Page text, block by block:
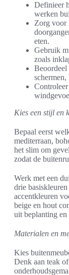
Definieer
werken
Zorg voor
eten.
Gebruik
zoals
Beoordeel
Kies een stijl en
Bepaal eerst
mediterraan,
het slim om
zodat de
Werk met een
drie
accentkleuren
beige en hout
uit beplanting en
Materialen en
Kies
Denk aan teak